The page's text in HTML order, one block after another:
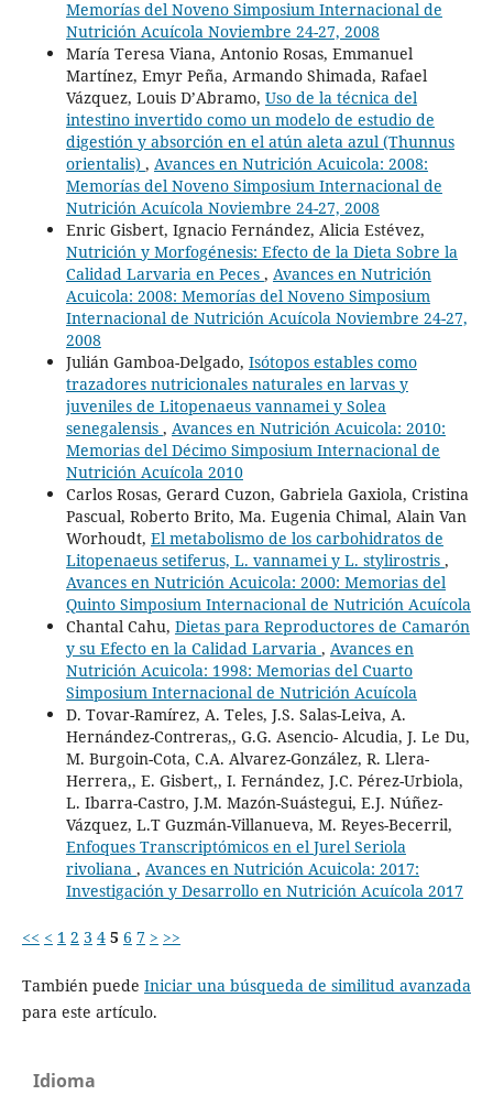
Memorías del Noveno Simposium Internacional de
Nutrición Acuícola Noviembre 24-27, 2008
María Teresa Viana, Antonio Rosas, Emmanuel
Martínez, Emyr Peña, Armando Shimada, Rafael
Vázquez, Louis D’Abramo, Uso de la técnica del
intestino invertido como un modelo de estudio de
digestión y absorción en el atún aleta azul (Thunnus
orientalis) , Avances en Nutrición Acuicola: 2008:
Memorías del Noveno Simposium Internacional de
Nutrición Acuícola Noviembre 24-27, 2008
Enric Gisbert, Ignacio Fernández, Alicia Estévez,
Nutrición y Morfogénesis: Efecto de la Dieta Sobre la
Calidad Larvaria en Peces , Avances en Nutrición
Acuicola: 2008: Memorías del Noveno Simposium
Internacional de Nutrición Acuícola Noviembre 24-27,
2008
Julián Gamboa-Delgado, Isótopos estables como
trazadores nutricionales naturales en larvas y
juveniles de Litopenaeus vannamei y Solea
senegalensis , Avances en Nutrición Acuicola: 2010:
Memorias del Décimo Simposium Internacional de
Nutrición Acuícola 2010
Carlos Rosas, Gerard Cuzon, Gabriela Gaxiola, Cristina
Pascual, Roberto Brito, Ma. Eugenia Chimal, Alain Van
Worhoudt, El metabolismo de los carbohidratos de
Litopenaeus setiferus, L. vannamei y L. stylirostris ,
Avances en Nutrición Acuicola: 2000: Memorias del
Quinto Simposium Internacional de Nutrición Acuícola
Chantal Cahu, Dietas para Reproductores de Camarón
y su Efecto en la Calidad Larvaria , Avances en
Nutrición Acuicola: 1998: Memorias del Cuarto
Simposium Internacional de Nutrición Acuícola
D. Tovar-Ramírez, A. Teles, J.S. Salas-Leiva, A.
Hernández-Contreras,, G.G. Asencio- Alcudia, J. Le Du,
M. Burgoin-Cota, C.A. Alvarez-González, R. Llera-
Herrera,, E. Gisbert,, I. Fernández, J.C. Pérez-Urbiola,
L. Ibarra-Castro, J.M. Mazón-Suástegui, E.J. Núñez-
Vázquez, L.T Guzmán-Villanueva, M. Reyes-Becerril,
Enfoques Transcriptómicos en el Jurel Seriola
rivoliana , Avances en Nutrición Acuicola: 2017:
Investigación y Desarrollo en Nutrición Acuícola 2017
<< < 1 2 3 4 5 6 7 > >>
También puede Iniciar una búsqueda de similitud avanzada
para este artículo.
Idioma